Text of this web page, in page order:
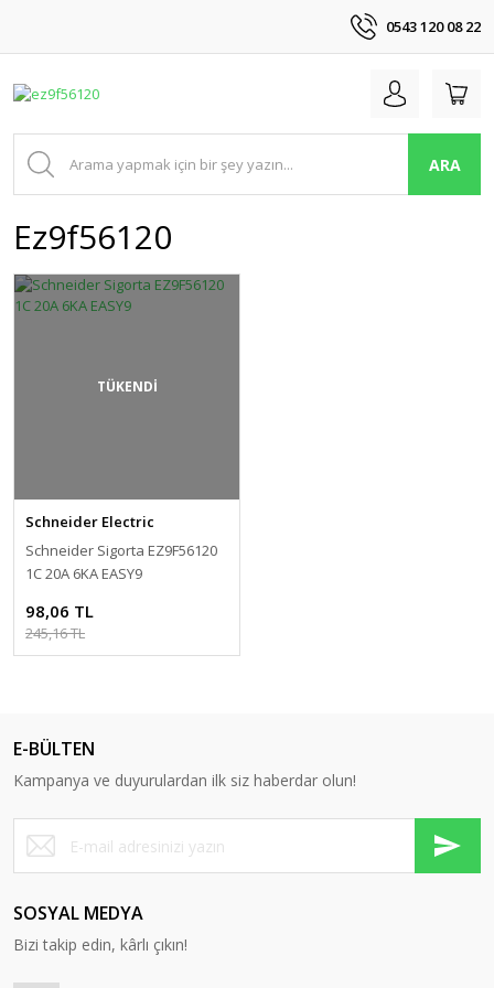
0543 120 08 22
ARA
Ez9f56120
TÜKENDİ
Schneider Electric
Schneider Sigorta EZ9F56120
1C 20A 6KA EASY9
98,06 TL
245,16 TL
E-BÜLTEN
Kampanya ve duyurulardan ilk siz haberdar olun!
SOSYAL MEDYA
Bizi takip edin, kârlı çıkın!